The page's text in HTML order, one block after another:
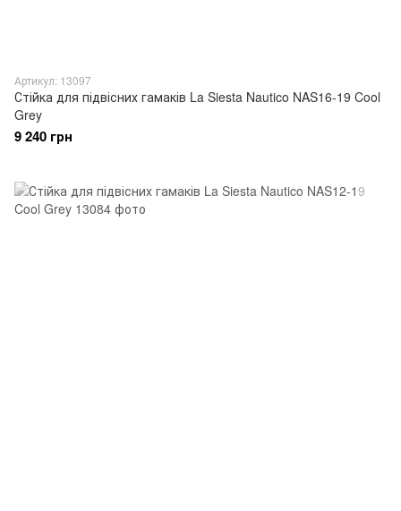
Артикул: 13097
Стійка для підвісних гамаків La Siesta Nautico NAS16-19 Cool
Grey
9 240 грн